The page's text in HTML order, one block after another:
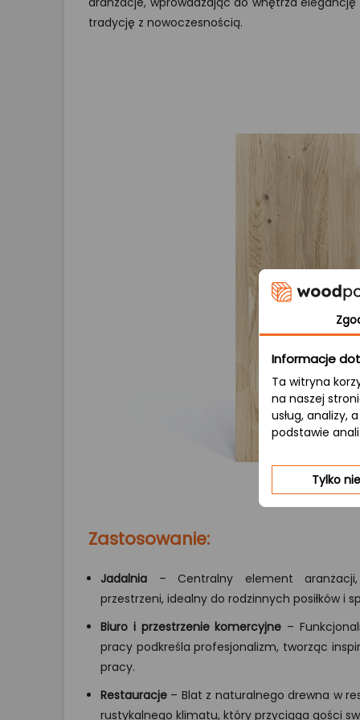
tradycję z nowoczesnością.
Zastosowanie:
Jadalnia – Centralny element
przestrzeni, idealny do rodzinnych posiłków i
Biuro i przestrzenie komercyjne –
pracy podkreśla profesjonalizm, tworząc
pracy.
Restauracje – Blat z naturalnego drewna w
rustykalnego klimatu, który przyciąga gości
Informacje
Ta witryna
na naszej
usług, analizy,
podstawie
Tylko